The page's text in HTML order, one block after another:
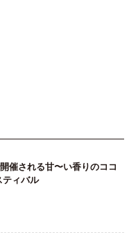
催される甘〜い香りのココ
ィバル